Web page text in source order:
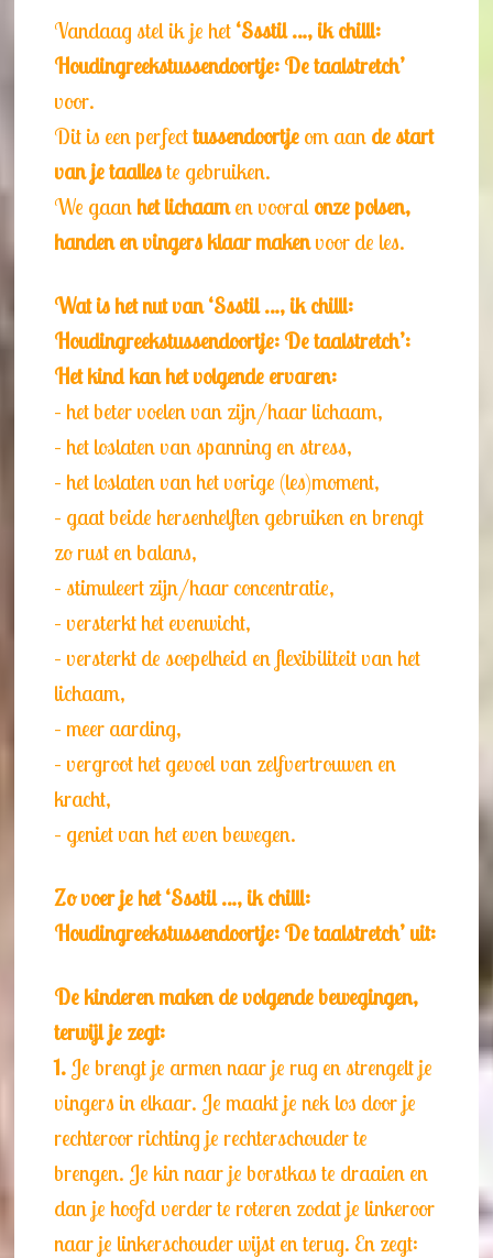
Vandaag stel ik je het ‘Ssstil …, ik chilll:
Houdingreekstussendoortje: De taalstretch’
voor.
Dit is een perfecttussendoortje om aan de start
van je taalleste gebruiken.
We gaan het lichaamen vooral onze polsen,
handen en vingers klaar makenvoor de les.
Wat is het nut van ‘Ssstil …, ik chilll:
Houdingreekstussendoortje: De taalstretch’:
Het kind kan het volgende ervaren:
– het beter voelen van zijn/haar lichaam,
– het loslaten van spanning en stress,
– het loslaten van het vorige (les)moment,
– gaat beide hersenhelften gebruiken en brengt
zo rust en balans,
– stimuleert zijn/haar concentratie,
– versterkt het evenwicht,
– versterkt de soepelheid en flexibiliteit van het
lichaam,
– meer aarding,
– vergroot het gevoel van zelfvertrouwen en
kracht,
– geniet van het even bewegen.
Zo voer je het ‘Ssstil …, ik chilll:
Houdingreekstussendoortje: De taalstretch’ uit:
De kinderen maken de volgende bewegingen,
terwijl je zegt:
1. Je brengt je armen naar je rug en strengelt je
vingers in elkaar. Je maakt je nek los door je
rechteroor richting je rechterschouder te
brengen. Je kin naar je borstkas te draaien en
dan je hoofd verder te roteren zodat je linkeroor
naar je linkerschouder wijst en terug. En zegt: